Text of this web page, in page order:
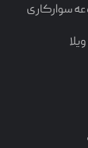
سوارکاری